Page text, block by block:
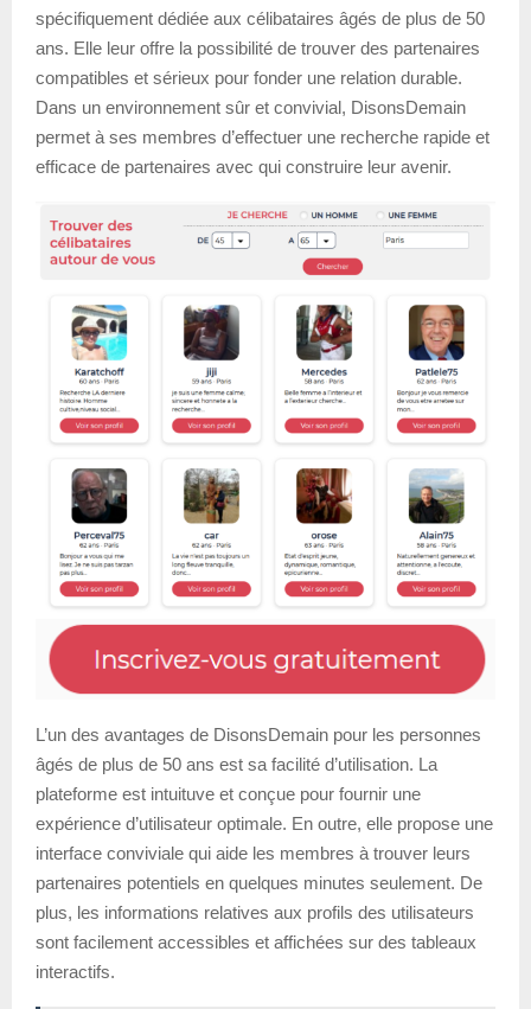
spécifiquement dédiée aux célibataires âgés de plus de 50
ans. Elle leur offre la possibilité de trouver des partenaires
compatibles et sérieux pour fonder une relation durable.
Dans un environnement sûr et convivial, DisonsDemain
permet à ses membres d’effectuer une recherche rapide et
efficace de partenaires avec qui construire leur avenir.
L’un des avantages de DisonsDemain pour les personnes
âgés de plus de 50 ans est sa facilité d’utilisation. La
plateforme est intuituve et conçue pour fournir une
expérience d’utilisateur optimale. En outre, elle propose une
interface conviviale qui aide les membres à trouver leurs
partenaires potentiels en quelques minutes seulement. De
plus, les informations relatives aux profils des utilisateurs
sont facilement accessibles et affichées sur des tableaux
interactifs.